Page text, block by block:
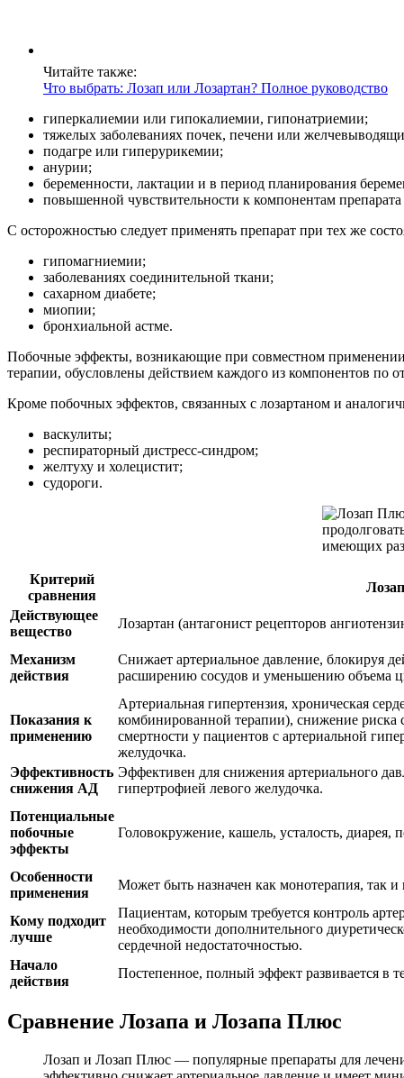
Читайте также:
Что выбрать: Лозап или Лозартан? Полное руководство
гиперкалиемии или гипокалиемии, гипонатриемии;
тяжелых заболеваниях почек, печени или
подагре или гиперурикемии;
анурии;
беременности, лактации и в период планирования
повышенной чувствительности к компонентам
С осторожностью следует применять препарат при тех же
гипомагниемии;
заболеваниях соединительной ткани;
сахарном диабете;
миопии;
бронхиальной астме.
Побочные эффекты, возникающие при совместном
терапии, обусловлены действием каждого из компонентов по
Кроме побочных эффектов, связанных с лозартаном и
васкулиты;
респираторный дистресс-синдром;
желтуху и холецистит;
судороги.
Критерий
сравнения
Лозап
Действующее
вещество
Лозартан (антагонист рецепторов
Механизм
действия
Снижает артериальное давление, блокируя
расширению сосудов и уменьшению объема
Показания к
применению
Артериальная гипертензия, хроническая
комбинированной терапии), снижение риска
смертности у пациентов с артериальной
желудочка.
Эффективность
снижения АД
Эффективен для снижения артериального
гипертрофией левого желудочка.
Потенциальные
побочные
эффекты
Головокружение, кашель, усталость, диарея,
Особенности
применения
Может быть назначен как монотерапия, так
Кому подходит
лучше
Пациентам, которым требуется контроль
необходимости дополнительного
сердечной недостаточностью.
Начало
действия
Постепенное, полный эффект развивается в
Сравнение Лозапа и Лозапа Плюс
Лозап и Лозап Плюс — популярные препараты для